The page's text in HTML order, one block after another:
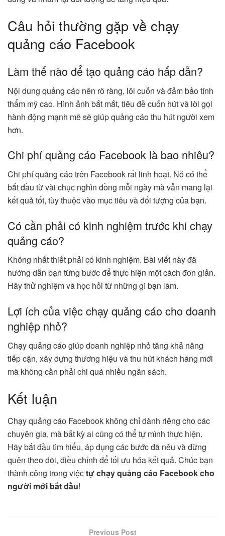
Câu hỏi thường gặp về chạy
quảng cáo Facebook
Làm thế nào để tạo quảng cáo hấp dẫn?
Nội dung quảng cáo nên rõ ràng, lôi cuốn và đảm bảo tính
thẩm mỹ cao. Hình ảnh bắt mắt, tiêu đề cuốn hút và lời gọi
hành động mạnh mẽ sẽ giúp quảng cáo thu hút người xem
hơn.
Chi phí quảng cáo Facebook là bao nhiêu?
Chi phí quảng cáo trên Facebook rất linh hoạt. Nó có thể
bắt đầu từ vài chục nghìn đồng mỗi ngày mà vẫn mang lại
kết quả tốt, tùy thuộc vào mục tiêu và đối tượng của bạn.
Có cần phải có kinh nghiệm trước khi chạy
quảng cáo?
Không nhất thiết phải có kinh nghiệm. Bài viết này đã
hướng dẫn bạn từng bước để thực hiện một cách đơn giản.
Hãy thử nghiệm và học hỏi từ những gì bạn làm.
Lợi ích của việc chạy quảng cáo cho doanh
nghiệp nhỏ?
Chạy quảng cáo giúp doanh nghiệp nhỏ tăng khả năng
tiếp cận, xây dựng thương hiệu và thu hút khách hàng mới
mà không cần phải chi quá nhiều ngân sách.
Kết luận
Chạy quảng cáo Facebook không chỉ dành riêng cho các
chuyên gia, mà bất kỳ ai cũng có thể tự mình thực hiện.
Hãy bắt đầu tìm hiểu, áp dụng các bước đã nêu và đừng
quên theo dõi, điều chỉnh để tối ưu hóa kết quả. Chúc bạn
thành công trong việctự chạy quảng cáo Facebook cho
người mới bắt đầu!
Previous Post